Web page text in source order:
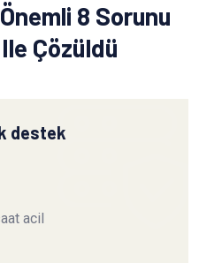
8 Sorunu
Çözüldü
destek
acil